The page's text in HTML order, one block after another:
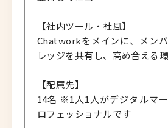
【社内ツール・社風】
Chatworkをメインに、メン
レッジを共有し、高め合える環
【配属先】
14名 ※1人1人がデジタルマ
ロフェッショナルです